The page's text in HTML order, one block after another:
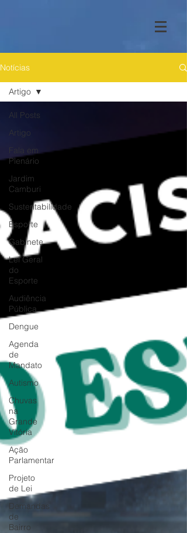
Notícias
All Posts
Artigo
Fala em
Plenário
Jardim
Camburi
Sustentabilidade
Esporte
Gabinete
Lei Geral
do
Esporte
Audiência
Pública
Dengue
Agenda
de
Mandato
Autismo
Chuvas
na
Grande
Vitória
Ação
Parlamentar
Projeto
de Lei
Demandas
de
Bairro
Artigo